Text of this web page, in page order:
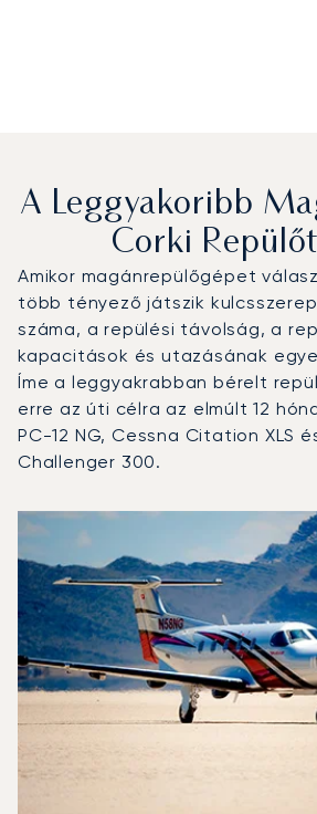
A Leggyakoribb
Corki
Amikor magánrepülőgépet
több tényező játszik
száma, a repülési távolság, a
kapacitások és utazásának
Íme a leggyakrabban bérelt
erre az úti célra az elmúlt 12
PC-12 NG, Cessna Citation XLS
Challenger 300.
Repülőgép fotója
Repülőgép-
Sebesség (km/h)
Sebesség
Hatótávolság (NM)